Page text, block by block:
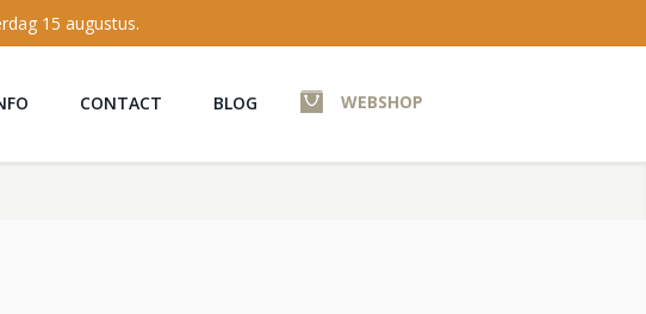
15 augustus.
WEBSHOP
CONTACT BLOG